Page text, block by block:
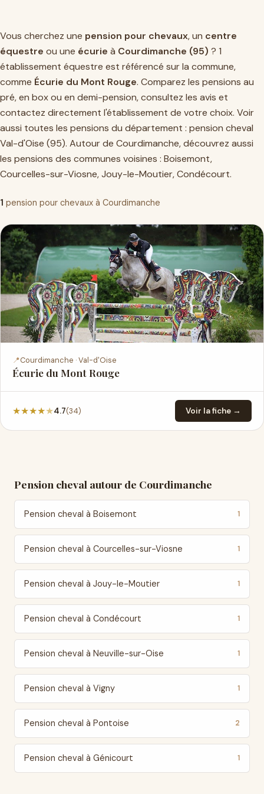
Vous cherchez une pension pour chevaux, un centre
équestre ou une écurie à Courdimanche (95) ? 1
établissement équestre est référencé sur la commune,
comme Écurie du Mont Rouge. Comparez les pensions au
pré, en box ou en demi-pension, consultez les avis et
contactez directement l'établissement de votre choix. Voir
aussi toutes les pensions du département : pension cheval
Val-d'Oise (95). Autour de Courdimanche, découvrez aussi
les pensions des communes voisines : Boisemont,
Courcelles-sur-Viosne,Jouy-le-Moutier,Condécourt.
1 pension pour chevaux à Courdimanche
📍Courdimanche · Val-d'Oise
Écurie du Mont Rouge
★★★★★4.7(34) Voir la fiche →
Pension cheval autour de Courdimanche
Pension cheval à Boisemont 1
Pension cheval à Courcelles-sur-Viosne 1
Pension cheval à Jouy-le-Moutier 1
Pension cheval à Condécourt 1
Pension cheval à Neuville-sur-Oise 1
Pension cheval à Vigny 1
Pension cheval à Pontoise 2
Pension cheval à Génicourt 1